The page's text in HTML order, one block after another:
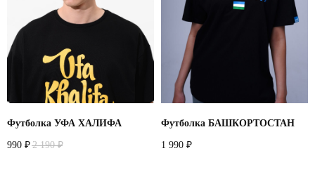
Футболка УФА ХАЛИФА
990 ₽ 2 190 ₽
Футболка БАШКОРТОСТАН
1 990 ₽